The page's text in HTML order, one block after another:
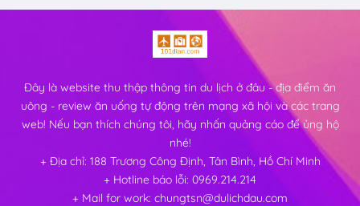
Đây là website thu thập thông tin du lịch ở đâu - địa điểm ăn
uông - review ăn uống tự động trên mạng xã hội và các trang
web! Nếu bạn thích chúng tôi, hãy nhấn quảng cáo để ủng hộ
nhé!
+ Địa chỉ: 188 Trương Công Định, Tân Bình, Hồ Chí Minh
+ Hotline báo lỗi: 0969.214.214
+ Mail for work: chungtsn@dulichdau.com